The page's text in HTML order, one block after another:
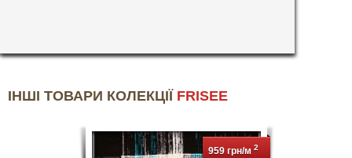
ІНШІ ТОВАРИ КОЛЕКЦІЇ FRISEE
959 грн/м 2